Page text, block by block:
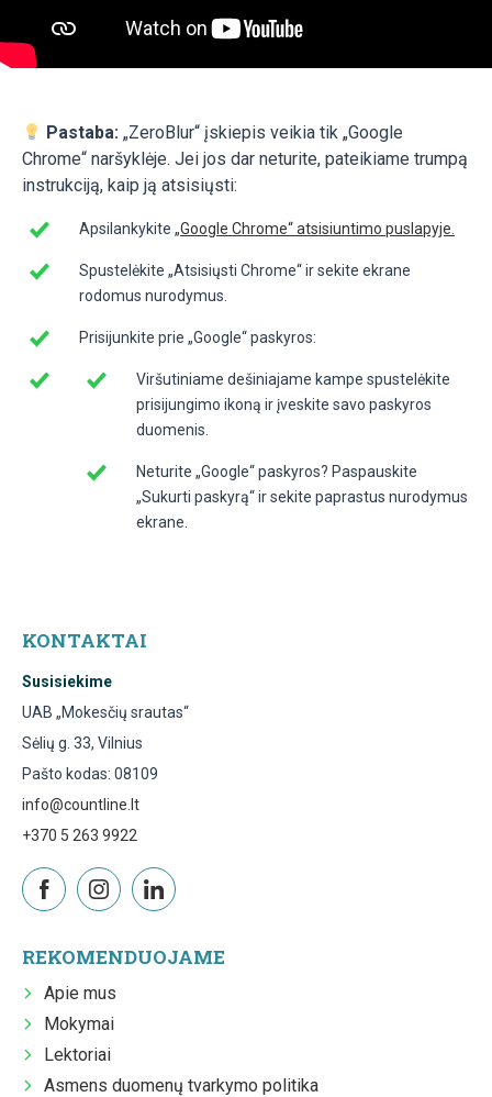
Pastaba: „ZeroBlur“ įskiepis veikia tik „Google
Chrome“ naršyklėje. Jei jos dar neturite, pateikiame trumpą
instrukciją, kaip ją atsisiųsti:
Apsilankykite „Google Chrome“ atsisiuntimo puslapyje.
Spustelėkite „Atsisiųsti Chrome“ ir sekite ekrane
rodomus nurodymus.
Prisijunkite prie „Google“ paskyros:
Viršutiniame dešiniajame kampe spustelėkite
prisijungimo ikoną ir įveskite savo paskyros
duomenis.
Neturite „Google“ paskyros? Paspauskite
„Sukurti paskyrą“ ir sekite paprastus nurodymus
ekrane.
KONTAKTAI
Susisiekime
UAB „Mokesčių srautas“
Sėlių g. 33, Vilnius
Pašto kodas: 08109
info@countline.lt
+370 5 263 9922
REKOMENDUOJAME
Apie mus
Mokymai
Lektoriai
Asmens duomenų tvarkymo politika